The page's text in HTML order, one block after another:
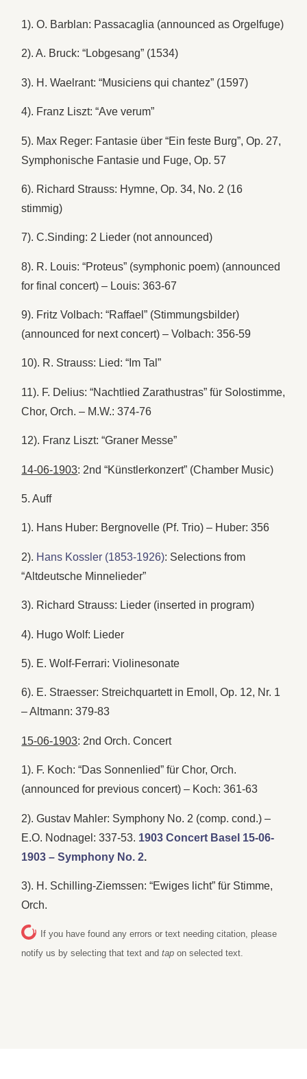
1). O. Barblan: Passacaglia (announced as Orgelfuge)
2). A. Bruck: “Lobgesang” (1534)
3). H. Waelrant: “Musiciens qui chantez” (1597)
4). Franz Liszt: “Ave verum”
5). Max Reger: Fantasie über “Ein feste Burg”, Op. 27,
Symphonische Fantasie und Fuge, Op. 57
6). Richard Strauss: Hymne, Op. 34, No. 2 (16
stimmig)
7). C.Sinding: 2 Lieder (not announced)
8). R. Louis: “Proteus” (symphonic poem) (announced
for final concert) – Louis: 363-67
9). Fritz Volbach: “Raffael” (Stimmungsbilder)
(announced for next concert) – Volbach: 356-59
10). R. Strauss: Lied: “Im Tal”
11). F. Delius: “Nachtlied Zarathustras” für Solostimme,
Chor, Orch. – M.W.: 374-76
12). Franz Liszt: “Graner Messe”
14-06-1903: 2nd “Künstlerkonzert” (Chamber Music)
5. Auff
1). Hans Huber: Bergnovelle (Pf. Trio) – Huber: 356
2). Hans Kossler (1853-1926): Selections from
“Altdeutsche Minnelieder”
3). Richard Strauss: Lieder (inserted in program)
4). Hugo Wolf: Lieder
5). E. Wolf-Ferrari: Violinesonate
6). E. Straesser: Streichquartett in Emoll, Op. 12, Nr. 1
– Altmann: 379-83
15-06-1903: 2nd Orch. Concert
1). F. Koch: “Das Sonnenlied” für Chor, Orch.
(announced for previous concert) – Koch: 361-63
2). Gustav Mahler: Symphony No. 2 (comp. cond.) –
E.O. Nodnagel: 337-53. 1903 Concert Basel 15-06-
1903 – Symphony No. 2.
3). H. Schilling-Ziemssen: “Ewiges licht” für Stimme,
Orch.
If you have found any errors or text needing citation, please
notify us by selecting that text andtap on selected text.